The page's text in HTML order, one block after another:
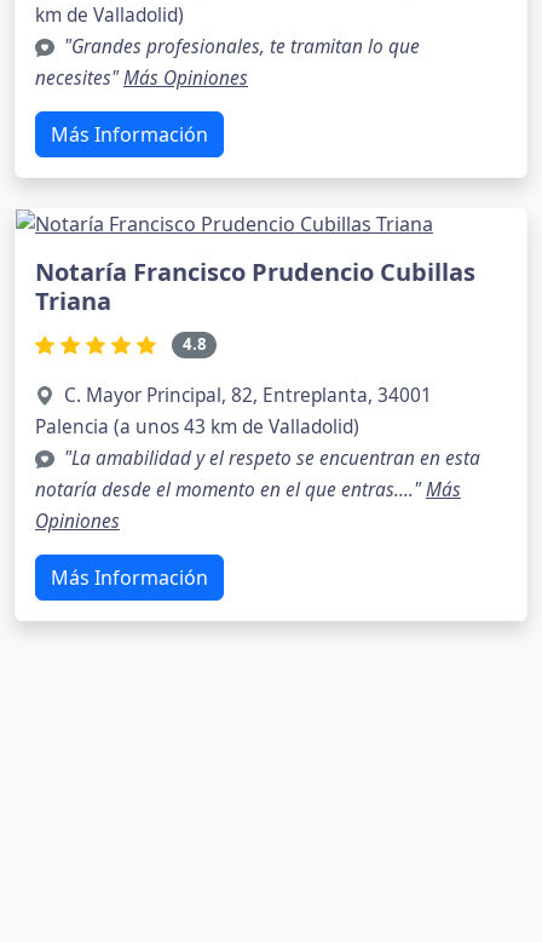
km de Valladolid)
"Grandes profesionales, te tramitan lo que
necesites"Más Opiniones
Más Información
Notaría Francisco Prudencio Cubillas
Triana
4.8
C. Mayor Principal, 82, Entreplanta, 34001
Palencia (a unos 43 km de Valladolid)
"La amabilidad y el respeto se encuentran en esta
notaría desde el momento en el que entras...."Más
Opiniones
Más Información